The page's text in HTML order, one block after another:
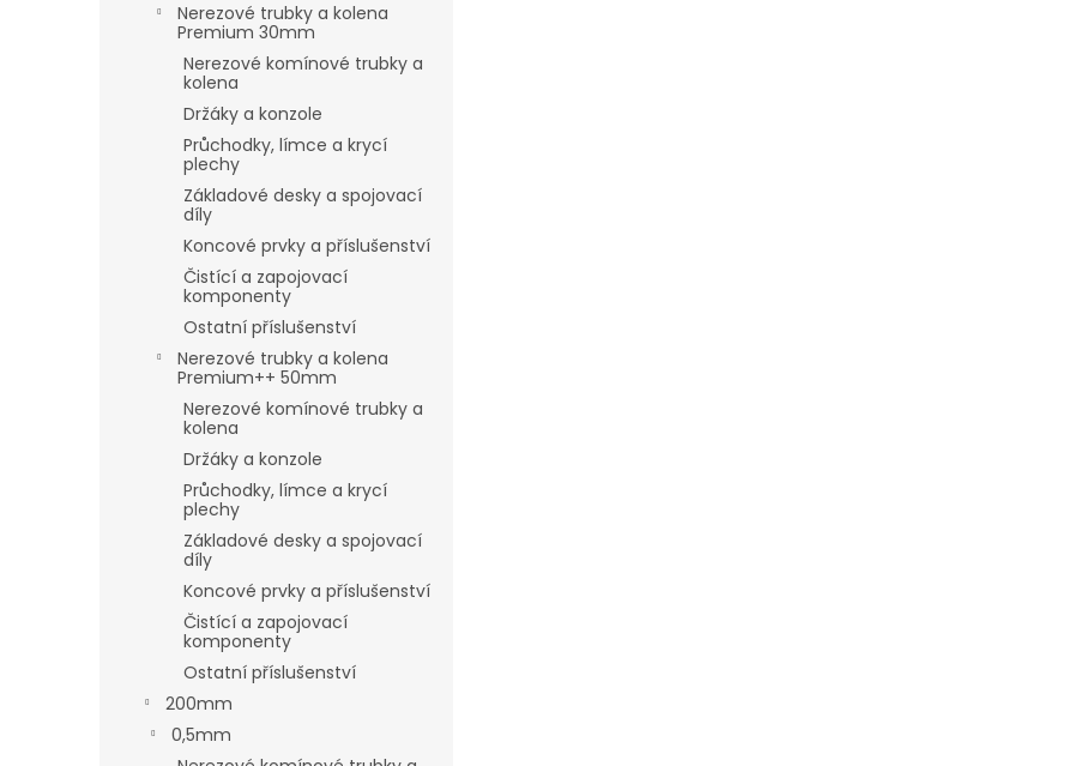
Nerezové trubky a kolena
Premium 30mm
Nerezové komínové trubky a
kolena
Držáky a konzole
Průchodky, límce a krycí
plechy
Základové desky a spojovací
díly
Koncové prvky a příslušenství
Čistící a zapojovací
komponenty
Ostatní příslušenství
Nerezové trubky a kolena
Premium++ 50mm
Nerezové komínové trubky a
kolena
Držáky a konzole
Průchodky, límce a krycí
plechy
Základové desky a spojovací
díly
Koncové prvky a příslušenství
Čistící a zapojovací
komponenty
Ostatní příslušenství
200mm
0,5mm